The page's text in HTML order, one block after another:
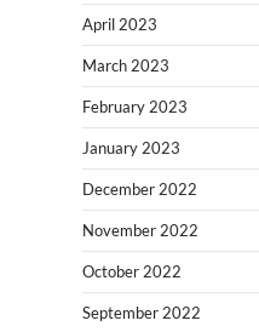
April 2023
March 2023
February 2023
January 2023
December 2022
November 2022
October 2022
September 2022